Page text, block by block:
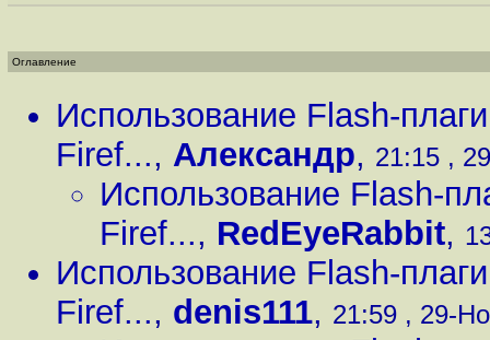
Оглавление
Использование Flash-
Firef..., Александр, 21:15 ,
Использование Flash-
Firef..., RedEyeRabbit,
Использование Flash-
Firef..., denis111, 21:59 , 29-